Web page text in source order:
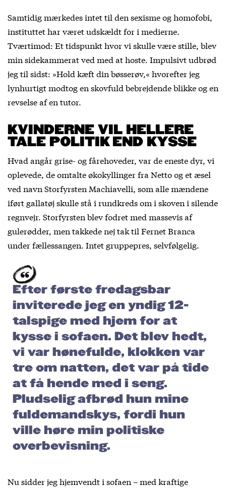
Samtidig mærkedes intet til den sexisme og homofobi,
instituttet har været udskældt for i medierne.
Tværtimod: Et tidspunkt hvor vi skulle være stille, blev
min sidekammerat ved med at hoste. Impulsivt udbrød
jeg til sidst: »Hold kæft din bøsserøv,« hvorefter jeg
lynhurtigt modtog en skovfuld bebrejdende blikke og en
revselse af en tutor.
KVINDERNE VIL HELLERE
TALE POLITIK END KYSSE
Hvad angår grise- og fårehoveder, var de eneste dyr, vi
oplevede, de omtalte økokyllinger fra Netto og et æsel
ved navn Storfyrsten Machiavelli, som alle mændene
iført gallatøj skulle stå i rundkreds om i skoven i silende
regnvejr. Storfyrsten blev fodret med massevis af
gulerødder, men takkede nej tak til Fernet Branca
under fællessangen. Intet gruppepres, selvfølgelig.
Efter første fredagsbar
inviterede jeg en yndig 12-
talspige med hjem for at
kysse i sofaen. Det blev hedt,
vi var hønefulde, klokken var
tre om natten, det var på tide
at få hende med i seng.
Pludselig afbrød hun mine
fuldemandskys, fordi hun
ville høre min politiske
overbevisning.
Nu sidder jeg hjemvendt i sofaen – med kraftige